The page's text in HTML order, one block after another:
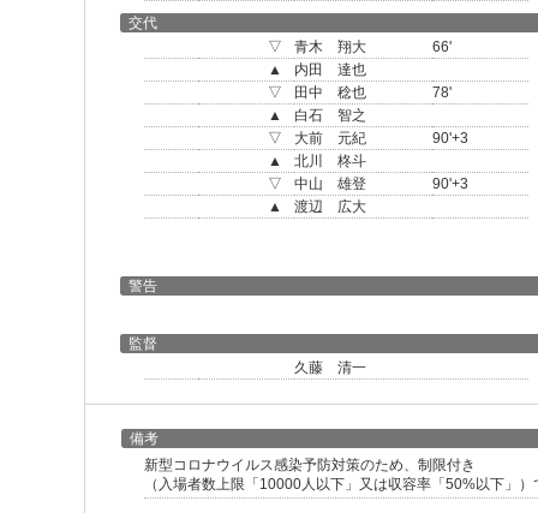
交代
▽
青木 翔大
66'
▲
内田 達也
▽
田中 稔也
78'
▲
白石 智之
▽
大前 元紀
90'+3
▲
北川 柊斗
▽
中山 雄登
90'+3
▲
渡辺 広大
警告
監督
久藤 清一
備考
新型コロナウイルス感染予防対策のため、制限付き
（入場者数上限「10000人以下」又は収容率「50%以下」